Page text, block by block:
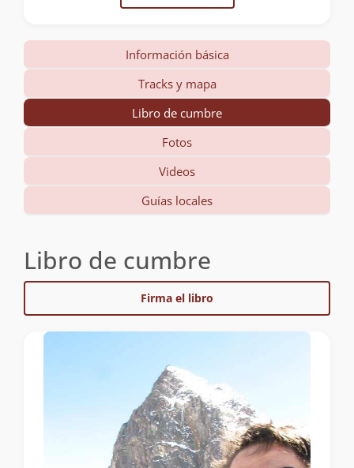
Información básica
Tracks y mapa
Libro de cumbre
Fotos
Videos
Guías locales
Libro de cumbre
Firma el libro